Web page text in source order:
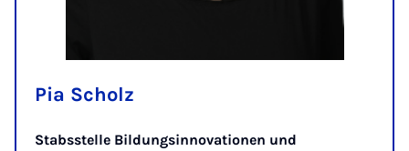
Pia Scholz
Stabsstelle Bildungsinnovationen und